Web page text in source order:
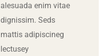
alesuada enim vitae
dignissim. Seds
mattis adipiscineg
lectusey